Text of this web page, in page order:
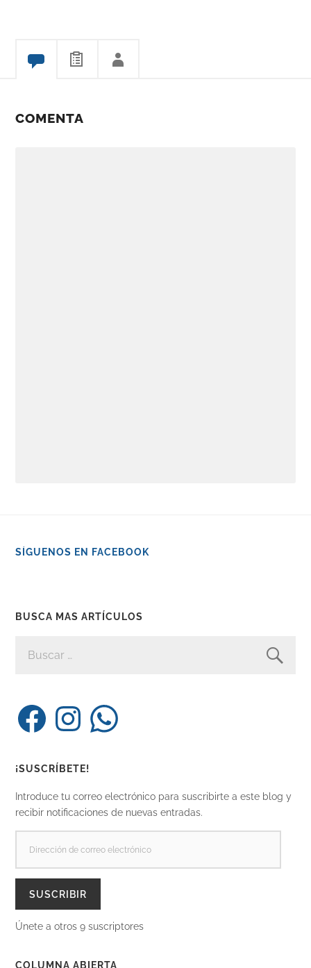
COMENTA
SÍGUENOS EN FACEBOOK
BUSCA MAS ARTÍCULOS
FacebookInstagramWhatsApp
¡SUSCRÍBETE!
Introduce tu correo electrónico para suscribirte a este blog y
recibir notificaciones de nuevas entradas.
CORREO
SUSCRIBIR
Únete a otros 9 suscriptores
COLUMNA ABIERTA